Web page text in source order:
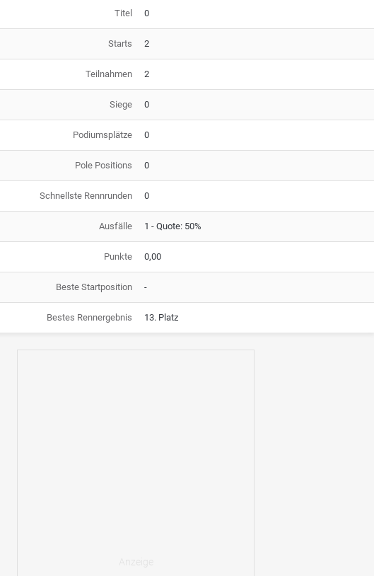
Titel 0
Starts 2
Teilnahmen 2
Siege 0
Podiumsplätze 0
Pole Positions 0
Schnellste Rennrunden 0
Ausfälle 1 - Quote: 50%
Punkte 0,00
Beste Startposition -
Bestes Rennergebnis 13. Platz